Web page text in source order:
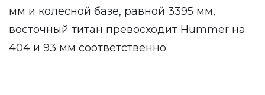
мм и колесной базе, равной 3395 мм,
восточный титан превосходит Hummer на
404 и 93 мм соответственно.